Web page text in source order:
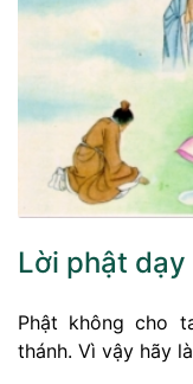
Lời phật dạy
Phật không cho
thánh. Vì vậy hãy